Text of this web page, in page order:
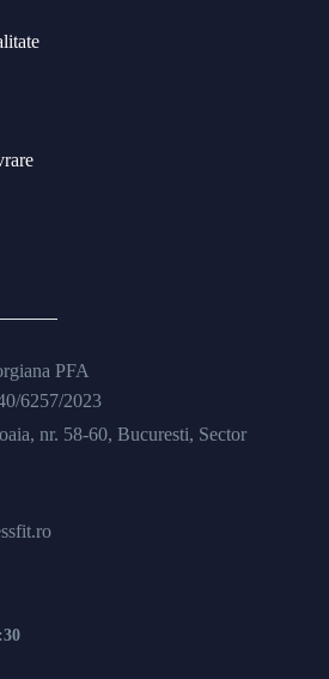
PFA
6257/2023
nr. 58-60, Bucuresti, Sector